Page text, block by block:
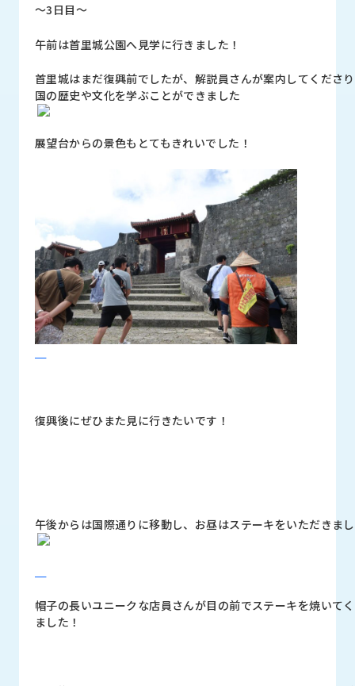
～3日目～
午前は首里城公園へ見学に行きました！
首里城はまだ復興前でしたが、解説員さんが案内してくださ
国の歴史や文化を学ぶことができました
展望台からの景色もとてもきれいでした！
復興後にぜひまた見に行きたいです！
午後からは国際通りに移動し、お昼はステーキをいただきま
帽子の長いユニークな店員さんが目の前でステーキを焼いて
ました！